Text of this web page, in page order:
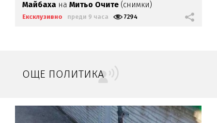
Майбаха наМитьо Очите (снимки)
Ексклузивно преди 9 часа 7294
ОЩЕ ПОЛИТИКА